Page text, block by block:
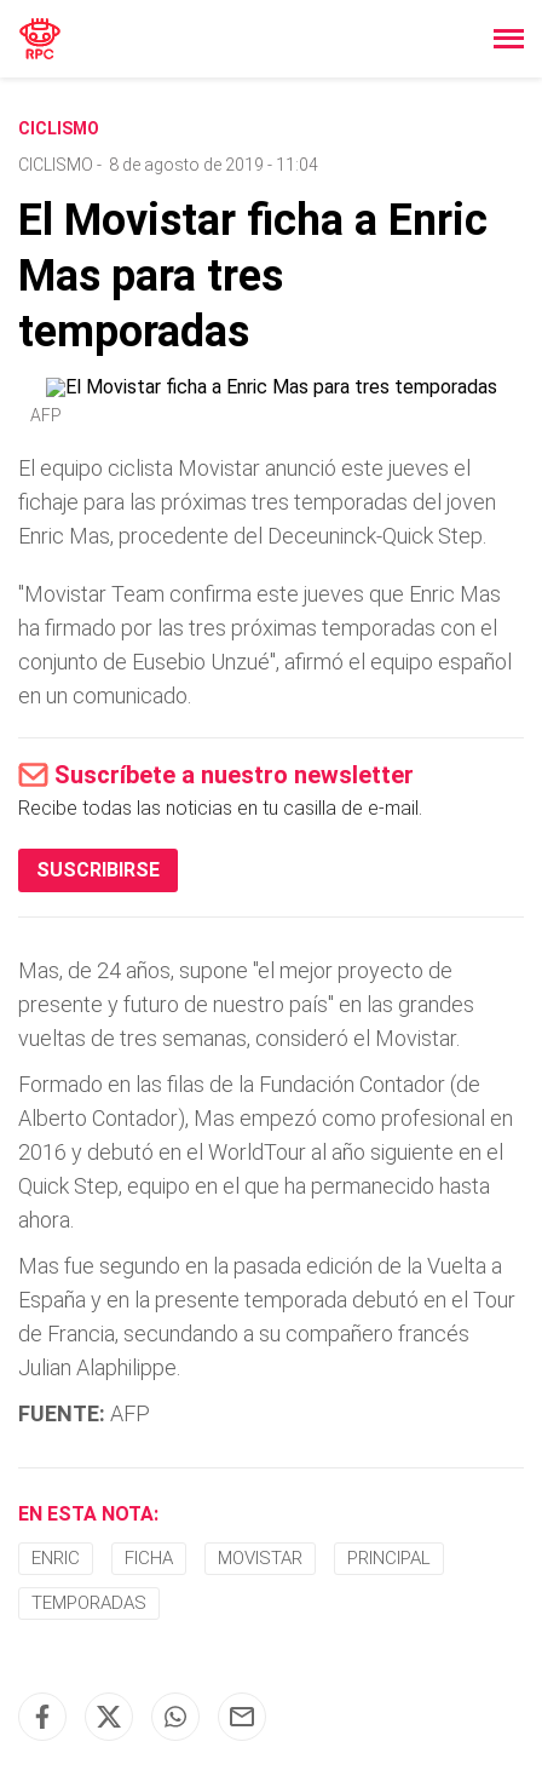
CICLISMO
CICLISMO - 8 de agosto de 2019 - 11:04
El Movistar ficha a Enric
Mas para tres
temporadas
AFP
El equipo ciclista Movistar anunció este jueves el
fichaje para las próximas tres temporadas del joven
Enric Mas, procedente del Deceuninck-Quick Step.
"Movistar Team confirma este jueves que Enric Mas
ha firmado por las tres próximas temporadas con el
conjunto de Eusebio Unzué", afirmó el equipo español
en un comunicado.
Suscríbete a nuestro newsletter
Recibe todas las noticias en tu casilla de e-mail.
SUSCRIBIRSE
Mas, de 24 años, supone "el mejor proyecto de
presente y futuro de nuestro país" en las grandes
vueltas de tres semanas, consideró el Movistar.
Formado en las filas de la Fundación Contador (de
Alberto Contador), Mas empezó como profesional en
2016 y debutó en el WorldTour al año siguiente en el
Quick Step, equipo en el que ha permanecido hasta
ahora.
Mas fue segundo en la pasada edición de la Vuelta a
España y en la presente temporada debutó en el Tour
de Francia, secundando a su compañero francés
Julian Alaphilippe.
FUENTE: AFP
EN ESTA NOTA:
ENRIC FICHA MOVISTAR PRINCIPAL
TEMPORADAS